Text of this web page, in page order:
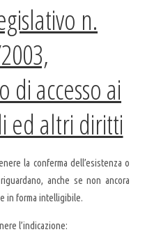
n.
di accesso ai
ed altri diritti
la conferma dell’esistenza o
anche se non ancora
in forma intelligibile.
l’indicazione: